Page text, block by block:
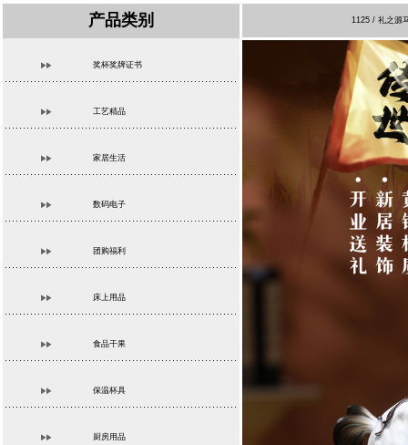
产品类别
奖杯奖牌证书
工艺精品
家居生活
数码电子
团购福利
床上用品
食品干果
保温杯具
厨房用品
1125 / 礼之源